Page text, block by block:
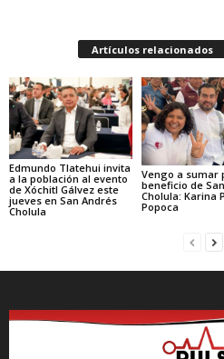
Artículos relacionados
Edmundo Tlatehui invita
a la población al evento
de Xóchitl Gálvez este
jueves en San Andrés
Cholula
Vengo a sumar
beneficio de
Cholula: Karina
Popoca